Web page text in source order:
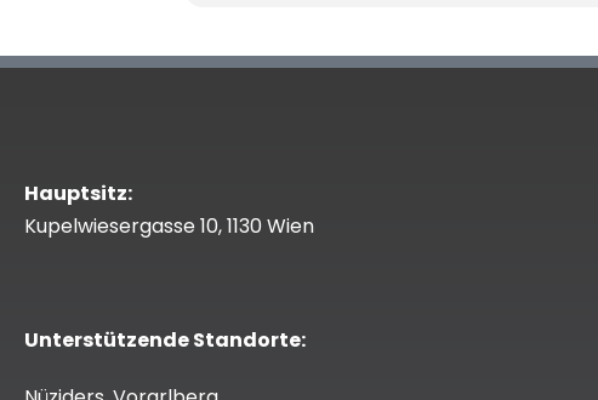
Hauptsitz:
Kupelwiesergasse 10, 1130 Wien
Unterstützende Standorte: